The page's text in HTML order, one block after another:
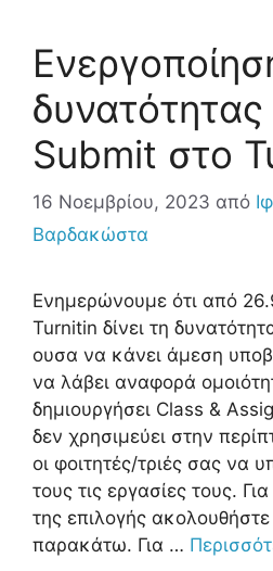
Submit στο
16 Νοεμβρίου, 2023 από
Βαρδακώστα
Ενημερώνουμε ότι από
Turnitin δίνει τη
ουσα να κάνει άμεση
να λάβει αναφορά
δημιουργήσει Class &
δεν χρησιμεύει στην
οι φοιτητές/τριές σας να
τους τις εργασίες τους.
της επιλογής ακολουθήστε
παρακάτω. Για …